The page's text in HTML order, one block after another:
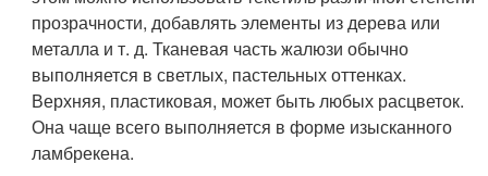
прозрачности, добавлять элементы из дерева или
металла и т. д. Тканевая часть жалюзи обычно
выполняется в светлых, пастельных оттенках.
Верхняя, пластиковая, может быть любых расцветок.
Она чаще всего выполняется в форме изысканного
ламбрекена.